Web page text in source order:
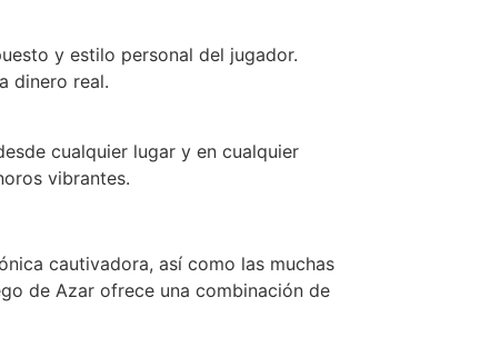
y estilo personal del jugador.
dinero real.
cualquier lugar y en cualquier
vibrantes.
cautivadora, así como las muchas
de Azar ofrece una combinación de